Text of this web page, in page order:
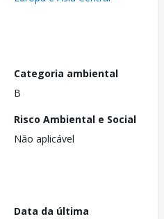
Categoria ambiental
B
Risco Ambiental e Social
Não aplicável
Data da última